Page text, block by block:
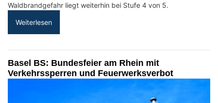
Waldbrandgefahr liegt weiterhin bei Stufe 4 von 5.
Weiterlesen
Basel BS: Bundesfeier am Rhein mit
Verkehrssperren und Feuerwerksverbot